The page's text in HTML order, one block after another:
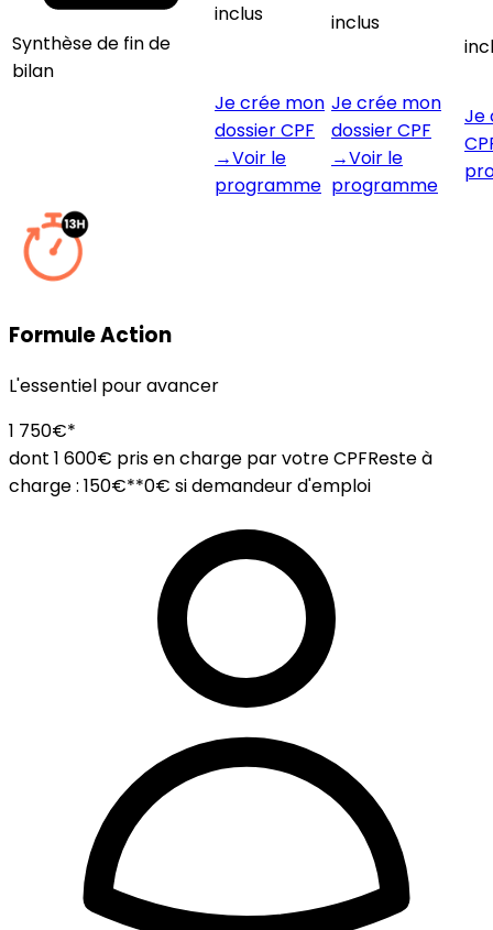
Synthèse de fin de
bilan
inclus
inclus
Je crée mon
dossier CPF
→Voir le
programme
Je crée mon
dossier CPF
→Voir le
programme
Je
Formule Action
L'essentiel pour avancer
1 750€*
dont 1 600€ pris en charge par votre CPFReste à
charge : 150€**0€ si demandeur d'emploi